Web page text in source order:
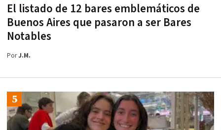
El listado de 12 bares emblemáticos de
Buenos Aires que pasaron a ser Bares
Notables
PorJ.M.